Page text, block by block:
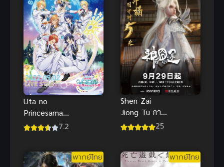
Uta no
Princesama
Maji LOVE
ดอลชายเสียงดี
7.2
Shen Zai
Jiong Tu การ
เดินทางของ25
พากย์ไทย พากย์ไทย